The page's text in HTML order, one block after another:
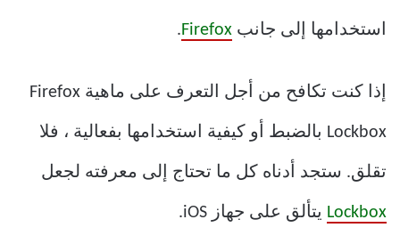
استخدامها إلى جانب Firefox
.
إذا كنت تكافح من أجل التعرف على ماهية Firefox
Lockbox بالضبط أو كيفية استخدامها بفعالية ، فلا
تقلق. ستجد أدناه كل ما تحتاج إلى معرفته لجعل
Lockbox يتألق على جهاز iOS.